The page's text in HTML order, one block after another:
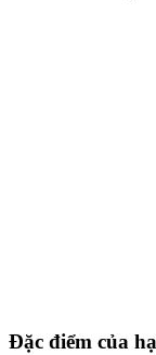
Đặc điểm của